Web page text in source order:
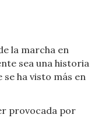
la marcha en
sea una historia
ha visto más en
provocada por